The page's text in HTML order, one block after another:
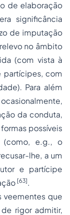
de elaboração
significância
de imputação
no âmbito
(com vista à
partícipes, com
Para além
da conduta,
possíveis
e.g., o
lhe, a um
e partícipe
[63].
veementes que
rigor admitir,